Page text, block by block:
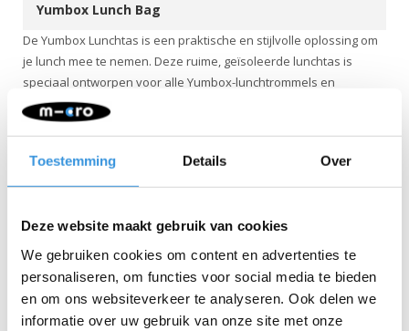
Toestemming Details Over
Deze website maakt gebruik van cookies
We gebruiken cookies om content en advertenties te
personaliseren, om functies voor social media te bieden
en om ons websiteverkeer te analyseren. Ook delen we
informatie over uw gebruik van onze site met onze
Yumbox Lunch Bag
De Yumbox Lunchtas is een praktische en stijlvolle oplossing om
je lunch mee te nemen. Deze ruime, geïsoleerde lunchtas is
speciaal ontworpen voor alle Yumbox-lunchtrommels en
voorzien van een stevige dubbele ritssluiting.
Aan de binnenzijde vind je een afsluitbaar mesh vak met
ritssluiting, ideaal voor het opbergen van bestek, een ice pack of
De tas kan op drie manieren worden gedragen:
Een platte, gewatteerde draagband aan de voorkant
Een verstelbare schouderriem
Een handvat aan de bovenkant met clipsluiting, waarmee je
de tas ook gemakkelijk aan een kinderwagen of rugzak kunt